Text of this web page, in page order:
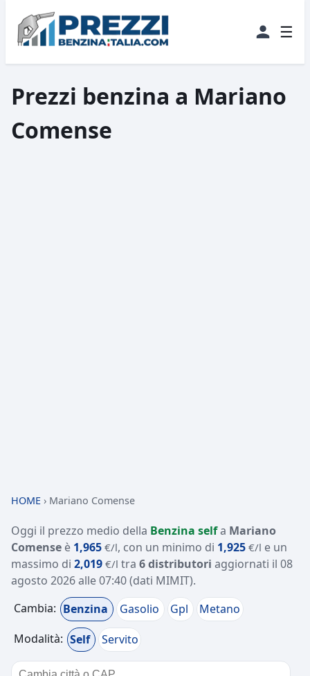
☰
Prezzi benzina a Mariano
Comense
HOME › Mariano Comense
Oggi il prezzo medio della Benzina selfa Mariano
Comense è 1,965 €/l, con un minimo di 1,925 €/l e un
massimo di 2,019 €/l tra 6 distributori aggiornati il 08
agosto 2026 alle 07:40(dati MIMIT).
Cambia: Benzina Gasolio Gpl
Metano
Modalità: Self Servito